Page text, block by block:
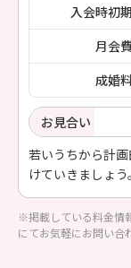
入会時初
月会費
成婚
お見合い
若いうちから計
けていきましょ
※掲載している料金情
にてお気軽にお問い合